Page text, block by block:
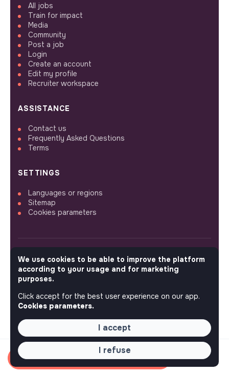
Apply
All jobs
Train for impact
Media
Community
Post a job
Login
Create an account
Edit my profile
Recruiter workspace
ASSISTANCE
Contact us
Frequently Asked Questions
Terms
SETTINGS
Languages or regions
Sitemap
Cookies parameters
FOLLOW US
© 2026 jobs that makesense.
We use cookies to be able to improve the platform
according to your usage and for marketing
purposes.
Click accept for the best user experience on our app.
Cookies parameters.
I accept
I refuse